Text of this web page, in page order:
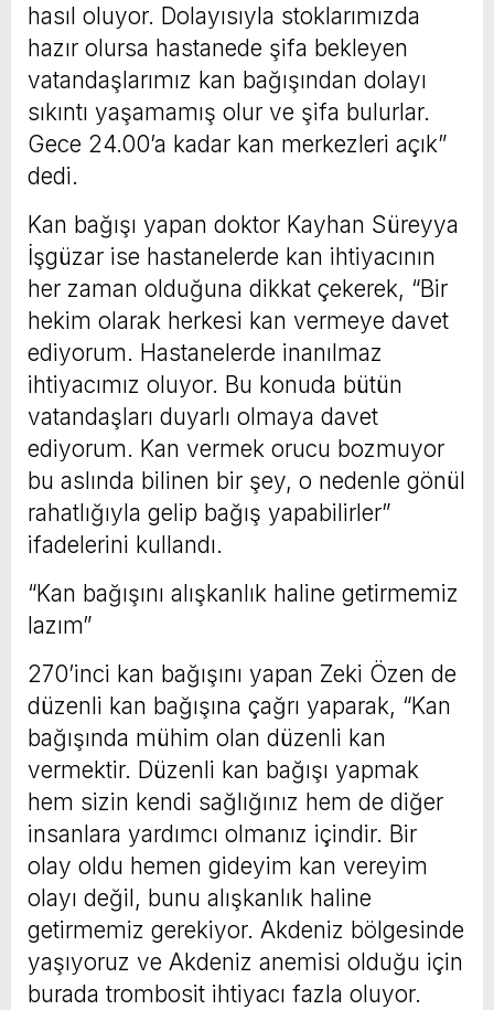
hasıl oluyor. Dolayısıyla stoklarımızda
hazır olursa hastanede şifa bekleyen
vatandaşlarımız kan bağışından dolayı
sıkıntı yaşamamış olur ve şifa bulurlar.
Gece 24.00’a kadar kan merkezleri açık”
dedi.
Kan bağışı yapan doktor Kayhan Süreyya
İşgüzar ise hastanelerde kan ihtiyacının
her zaman olduğuna dikkat çekerek, “Bir
hekim olarak herkesi kan vermeye davet
ediyorum. Hastanelerde inanılmaz
ihtiyacımız oluyor. Bu konuda bütün
vatandaşları duyarlı olmaya davet
ediyorum. Kan vermek orucu bozmuyor
bu aslında bilinen bir şey, o nedenle gönül
rahatlığıyla gelip bağış yapabilirler”
ifadelerini kullandı.
“Kan bağışını alışkanlık haline getirmemiz
lazım”
270’inci kan bağışını yapan Zeki Özen de
düzenli kan bağışına çağrı yaparak, “Kan
bağışında mühim olan düzenli kan
vermektir. Düzenli kan bağışı yapmak
hem sizin kendi sağlığınız hem de diğer
insanlara yardımcı olmanız içindir. Bir
olay oldu hemen gideyim kan vereyim
olayı değil, bunu alışkanlık haline
getirmemiz gerekiyor. Akdeniz bölgesinde
yaşıyoruz ve Akdeniz anemisi olduğu için
burada trombosit ihtiyacı fazla oluyor.